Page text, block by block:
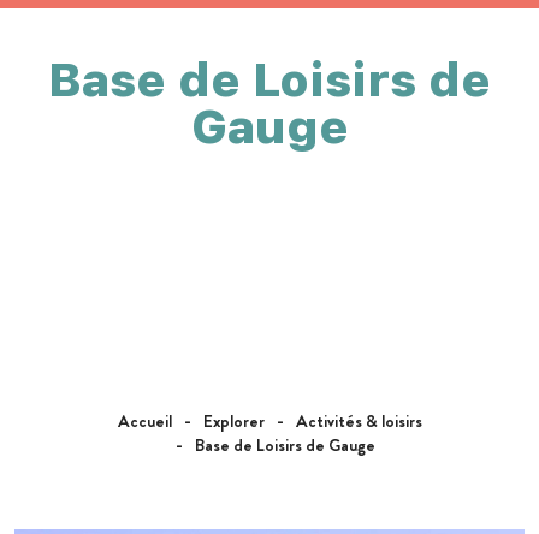
Accueil Explorer
Activités & loisirs
Base de Loisirs de Gauge
Base de Loisirs de
Gauge